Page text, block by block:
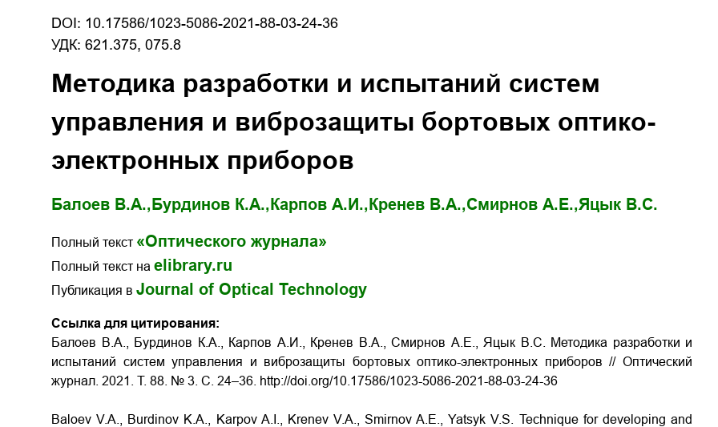
DOI: 10.17586/1023-5086-2021-88-03-24-36
УДК: 621.375, 075.8
Методика разработки и испытаний систем
управления и виброзащиты бортовых оптико-
электронных приборов
Балоев В.А., Бурдинов К.А., Карпов А.И., Кренев В.А.,Смирнов А.Е.,Яцык В.С.
Полный текст «Оптического журнала»
Полный текст на elibrary.ru
Публикация в Journal of Optical Technology
Ссылка для цитирования:
Балоев В.А., Бурдинов К.А., Карпов А.И., Кренев В.А., Смирнов А.Е., Яцык В.С. Методика разработки и
испытаний систем управления и виброзащиты бортовых оптико-электронных приборов // Оптический
журнал. 2021. Т. 88. № 3. С. 24–36. http://doi.org/10.17586/1023-5086-2021-88-03-24-36
Baloev V.A., Burdinov K.A., Karpov A.I., Krenev V.A., Smirnov A.E., Yatsyk V.S. Technique for developing and